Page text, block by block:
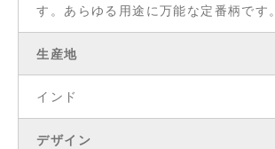
す。あらゆる用途に万能な定番柄です。
生産地
インド
デザイン